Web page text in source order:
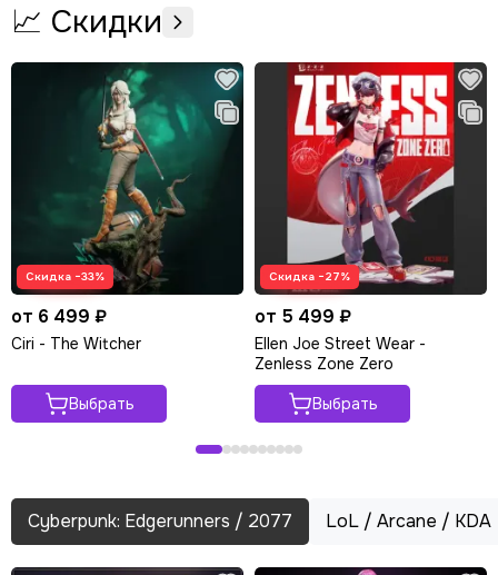
📈 Скидки
Скидка −33%
от 6 499 ₽
Ciri - The Witcher
Выбрать
Скидка −27%
от 5 499 ₽
Ellen Joe Street Wear -
Zenless Zone Zero
Выбрать
Cyberpunk: Edgerunners / 2077 LoL / Arcane / KDA